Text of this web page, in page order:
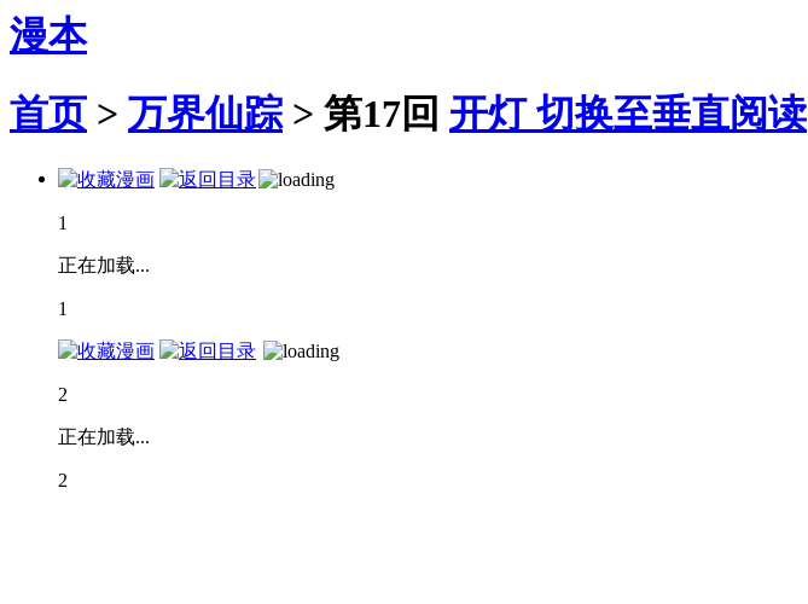
漫本
首页 > 万界仙踪 > 第17回 开灯 切换至垂直阅读
1
正在加载...
1
2
正在加载...
2